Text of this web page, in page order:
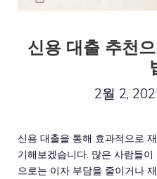
신용 대출 추천
2월 2,
신용 대출을 통해 효과적으로
기해보겠습니다. 많은 사람들
으로는 이자 부담을 줄이거나